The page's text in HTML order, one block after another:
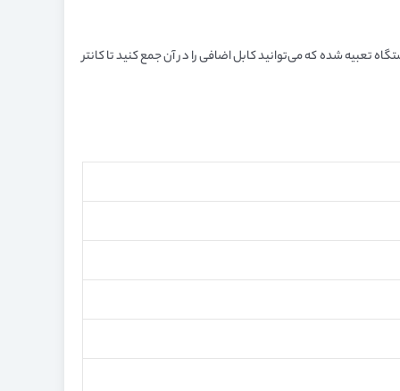
شده که می‌توانید کابل اضافی را در آن جمع کنید تا کانتر